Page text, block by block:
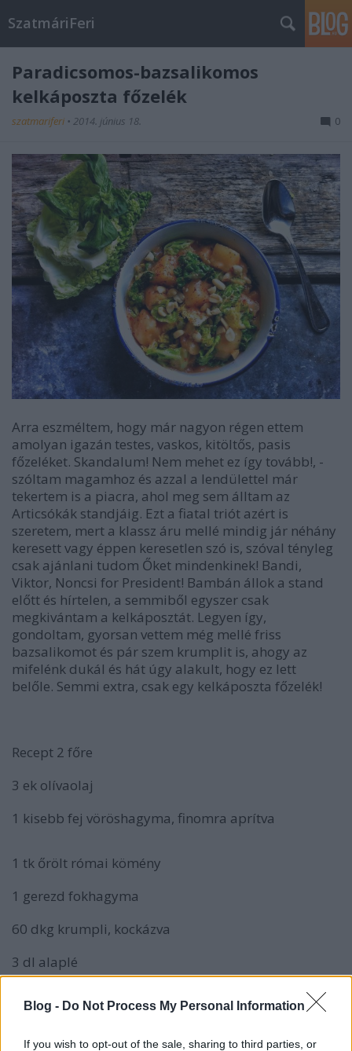
Blog - Do Not Process My Personal Information
If you wish to opt-out of the sale, sharing to third parties, or
SzatmáriFeri
Paradicsomos-bazsalikomos
kelkáposzta főzelék
szatmariferi • 2014. június 18. 0
Arra eszméltem, hogy már nagyon régen ettem
amolyan igazán testes, vaskos, kitöltős, pasis
főzeléket. Skandalum! Nem mehet ez így tovább!, -
szóltam magamhoz és azzal a lendülettel már
tekertem is a piacra, ahol meg sem álltam az
Articsókák standjáig. Ezt a fiatal triót azért is
szeretem, mert a klassz áru mellé mindig jár néhány
keresett vagy éppen keresetlen szó is, szóval tényleg
csak ajánlani tudom Őket mindenkinek! Bandi,
Viktor, Noncsi for President! Bambán állok a stand
előtt és hírtelen, a semmiből egyszer csak
megkivántam a kelkáposztát. Legyen így,
gondoltam, gyorsan vettem még mellé friss
bazsalikomot és pár szem krumplit is, ahogy az
mifelénk dukál és hát úgy alakult, hogy ez lett
belőle. Semmi extra, csak egy kelkáposzta főzelék!
Recept 2 főre
3 ek olívaolaj
1 kisebb fej vöröshagyma, finomra aprítva
1 tk őrölt római kömény
1 gerezd fokhagyma
60 dkg krumpli, kockázva
3 dl alaplé